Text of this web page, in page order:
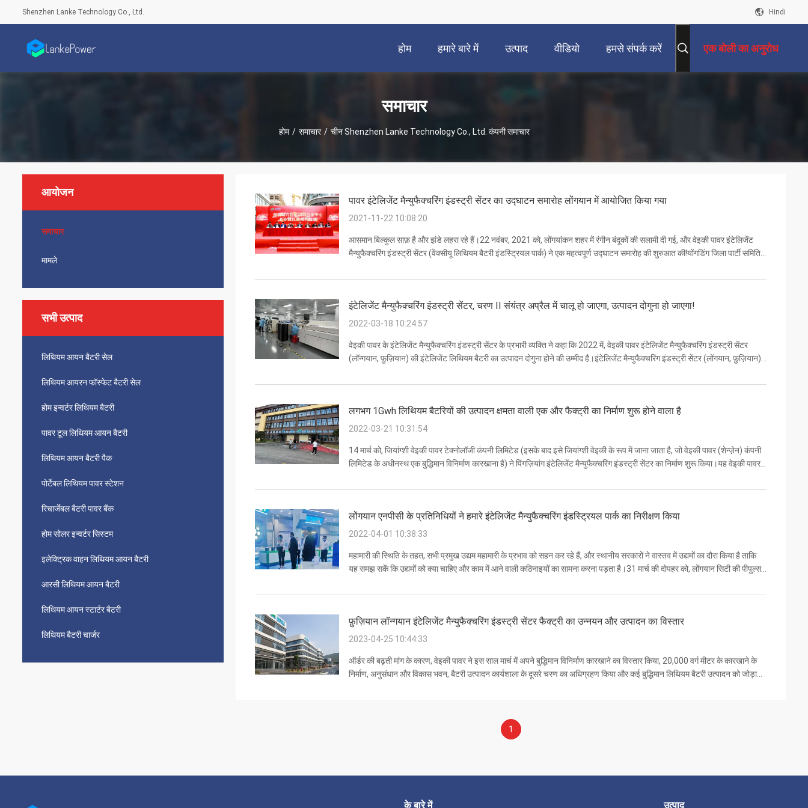
Shenzhen Lanke Technology Co., Ltd. Hindi
होम हमारे बारे में उत्पाद वीडियो हमसे संपर्क करें एक बोली का अनुरोध
समाचार
होम / समाचार / चीन Shenzhen Lanke Technology Co., Ltd. कंपनी समाचार
आयोजन
समाचार
मामले
सभी उत्पाद
लिथियम आयन बैटरी सेल
लिथियम आयरन फॉस्फेट बैटरी सेल
होम इन्वर्टर लिथियम बैटरी
पावर टूल लिथियम आयन बैटरी
लिथियम आयन बैटरी पैक
पोर्टेबल लिथियम पावर स्टेशन
रिचार्जेबल बैटरी पावर बैंक
होम सोलर इन्वर्टर सिस्टम
इलेक्ट्रिक वाहन लिथियम आयन बैटरी
आरसी लिथियम आयन बैटरी
लिथियम आयन स्टार्टर बैटरी
लिथियम बैटरी चार्जर
पावर इंटेलिजेंट मैन्युफैक्चरिंग इंडस्ट्री सेंटर का उद्घाटन समारोह लोंगयान में आयोजित किया गया
2021-11-22 10:08:20
आसमान बिल्कुल साफ़ है और झंडे लहरा रहे हैं।22 नवंबर, 2021 को, लोंगयांकन शहर में रंगीन बंदूकों की सलामी दी गई, और वेइकी पावर इंटेलिजेंट
मैन्युफैक्चरिंग इंडस्ट्री सेंटर (वेंक्सीयू लिथियम बैटरी इंडस्ट्रियल पार्क) ने एक महत्वपूर्ण उद्घाटन समारोह की शुरुआत की!योंगडिंग जिला पार्टी समिति
इंटेलिजेंट मैन्युफैक्चरिंग इंडस्ट्री सेंटर, चरण II संयंत्र अप्रैल में चालू हो जाएगा, उत्पादन दोगुना हो जाएगा!
2022-03-18 10:24:57
वेइकी पावर के इंटेलिजेंट मैन्युफैक्चरिंग इंडस्ट्री सेंटर के प्रभारी व्यक्ति ने कहा कि 2022 में, वेइकी पावर इंटेलिजेंट मैन्युफैक्चरिंग इंडस्ट्री सेंटर
(लॉन्गयान, फ़ुज़ियान) की इंटेलिजेंट लिथियम बैटरी का उत्पादन दोगुना होने की उम्मीद है।इंटेलिजेंट मैन्युफैक्चरिंग इंडस्ट्री सेंटर (लोंगयान, फ़ुज़ियान)
लगभग 1Gwh लिथियम बैटरियों की उत्पादन क्षमता वाली एक और फैक्ट्री का निर्माण शुरू होने वाला है
2022-03-21 10:31:54
14 मार्च को, जियांग्शी वेइकी पावर टेक्नोलॉजी कंपनी लिमिटेड (इसके बाद इसे जियांग्शी वेइकी के रूप में जाना जाता है, जो वेइकी पावर (शेन्ज़ेन) कंपनी
लिमिटेड के अधीनस्थ एक बुद्धिमान विनिर्माण कारखाना है) ने पिंगज़ियांग इंटेलिजेंट मैन्युफैक्चरिंग इंडस्ट्री सेंटर का निर्माण शुरू किया।यह वेइकी पावर
लोंगयान एनपीसी के प्रतिनिधियों ने हमारे इंटेलिजेंट मैन्युफैक्चरिंग इंडस्ट्रियल पार्क का निरीक्षण किया
2022-04-01 10:38:33
महामारी की स्थिति के तहत, सभी प्रमुख उद्यम महामारी के प्रभाव को सहन कर रहे हैं, और स्थानीय सरकारों ने वास्तव में उद्यमों का दौरा किया है ताकि
यह समझ सकें कि उद्यमों को क्या चाहिए और काम में आने वाली कठिनाइयों का सामना करना पड़ता है।31 मार्च की दोपहर को, लोंगयान सिटी की पीपुल्स
फ़ुज़ियान लॉन्गयान इंटेलिजेंट मैन्युफैक्चरिंग इंडस्ट्री सेंटर फैक्ट्री का उन्नयन और उत्पादन का विस्तार
2023-04-25 10:44:33
ऑर्डर की बढ़ती मांग के कारण, वेइकी पावर ने इस साल मार्च में अपने बुद्धिमान विनिर्माण कारखाने का विस्तार किया, 20,000 वर्ग मीटर के कारखाने के
निर्माण, अनुसंधान और विकास भवन, बैटरी उत्पादन कार्यशाला के दूसरे चरण का अधिग्रहण किया और कई बुद्धिमान लिथियम बैटरी उत्पादन को जोड़ा।
1
के बारे में उत्पाद